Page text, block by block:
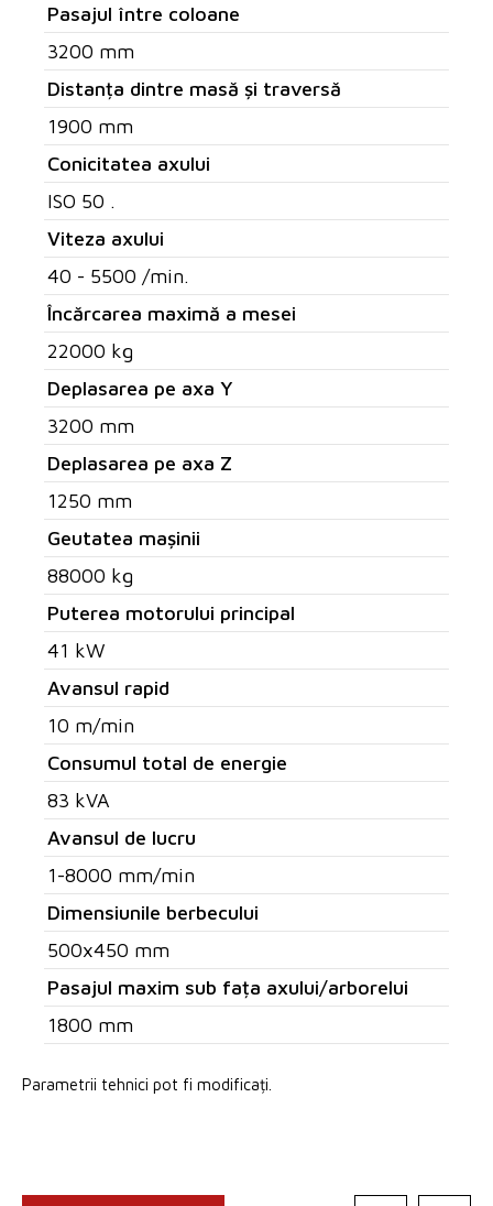
Pasajul între coloane
3200 mm
Distanța dintre masă și traversă
1900 mm
Conicitatea axului
ISO 50 .
Viteza axului
40 - 5500 /min.
Încărcarea maximă a mesei
22000 kg
Deplasarea pe axa Y
3200 mm
Deplasarea pe axa Z
1250 mm
Geutatea mașinii
88000 kg
Puterea motorului principal
41 kW
Avansul rapid
10 m/min
Consumul total de energie
83 kVA
Avansul de lucru
1-8000 mm/min
Dimensiunile berbecului
500x450 mm
Pasajul maxim sub fața axului/arborelui
1800 mm
Parametrii tehnici pot fi modificați.